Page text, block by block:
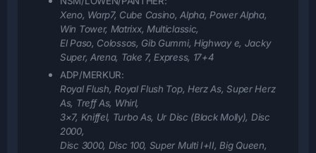
Xeno, Warp7, Cube Casino, Alpha, Power Alpha,
Win Tower, Matrixx, Multiclassic,
El Paso, Colossos, Gib Gummi, Highway e, Jacky
Super, Arena, Take 7, Express, 17+4
ADP/MERKUR:
Royal Flush, Royal Flush Top, Herz As, Super Herz
As, Treff As, Whirl,
3×7, Kniffel, Turbo As, Ur Disc (Black Molly), Disc
2000,
Disc 3000, Disc 100, Super Multi I+II, Big Queen,